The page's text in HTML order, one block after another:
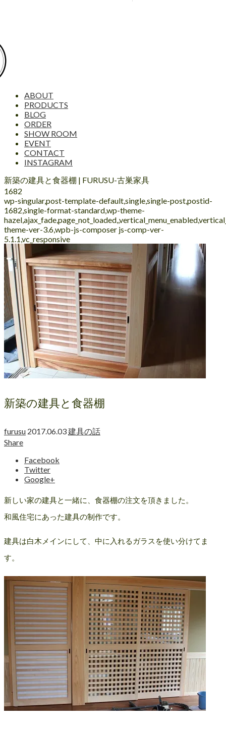
ABOUT
PRODUCTS
BLOG
ORDER
SHOW ROOM
EVENT
CONTACT
INSTAGRAM
新築の建具と食器棚 | FURUSU-古巣家具
1682
wp-singular,post-template-default,single,single-post,postid-
1682,single-format-standard,wp-theme-
theme-ver-3.6,wpb-js-composer js-comp-ver-
5.1.1,vc_responsive
新築の建具と食器棚
furusu 2017.06.03建具の話
Share
Facebook
Twitter
Google+
新しい家の建具と一緒に、食器棚の注文を頂きました。
和風住宅にあった建具の制作です。
建具は白木メインにして、中に入れるガラスを使い分けてま
す。